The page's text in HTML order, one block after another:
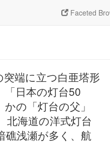
Faceted
端に立つ白亜塔形
日本の灯台50
の「灯台の父」
北海道の洋式灯台
礁浅瀬が多く、航